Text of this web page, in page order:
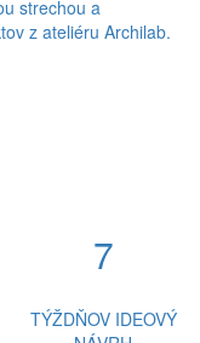
7
TÝŽDŇOV IDEOVÝ